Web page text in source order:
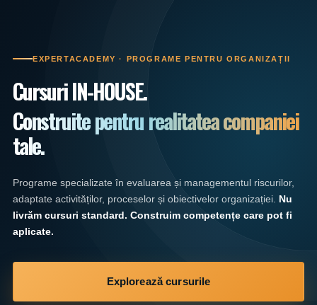
EXPERTACADEMY · PROGRAME PENTRU ORGANIZAȚII
Cursuri IN-HOUSE.
Construite pentru realitatea companiei
tale.
Programe specializate în evaluarea și managementul riscurilor,
adaptate activităților, proceselor și obiectivelor organizației. Nu
livrăm cursuri standard. Construim competențe care pot fi
aplicate.
Explorează cursurile